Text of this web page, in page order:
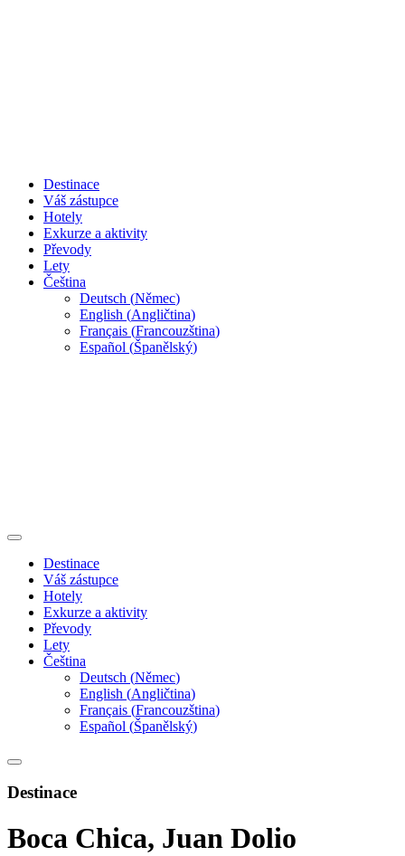
Destinace
Váš zástupce
Hotely
Exkurze a aktivity
Převody
Lety
Čeština
Deutsch (Němec)
English (Angličtina)
Français (Francouzština)
Español (Španělský)
Destinace
Váš zástupce
Hotely
Exkurze a aktivity
Převody
Lety
Čeština
Deutsch (Němec)
English (Angličtina)
Français (Francouzština)
Español (Španělský)
Destinace
Boca Chica, Juan Dolio